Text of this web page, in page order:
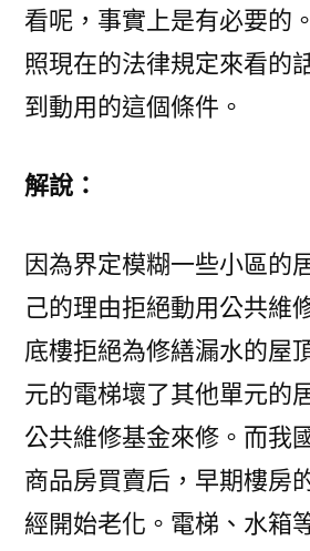
看呢，事實上是有必要的
照現在的法律規定來看的
到動用的這個條件。
解說：
因為界定模糊一些小區的
己的理由拒絕動用公共維
底樓拒絕為修繕漏水的屋
元的電梯壞了其他單元的
公共維修基金來修。而我
商品房買賣后，早期樓房
經開始老化。電梯、水箱